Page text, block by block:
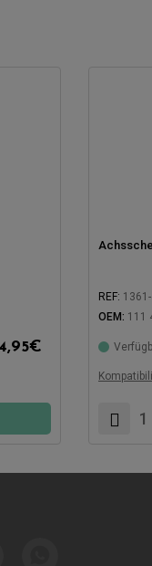
€
REF:
OEM: 111